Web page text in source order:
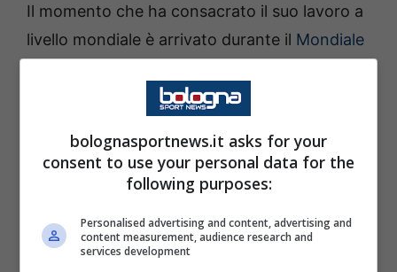
Il momento che ha consacrato il suo lavoro a
livello mondiale è arrivato durante il Mondiale
Giappone sorprese tutti battendo prima la
chiudendo il gruppo al primo posto. Sebbene
l’eliminazione agli ottavi contro la Croazia sia
come la nazionale asiatica fosse ormai pronta
bolognasportnews.it asks for your
consent to use your personal data for the
following purposes:
Personalised advertising and content, advertising and
content measurement, audience research and
services development